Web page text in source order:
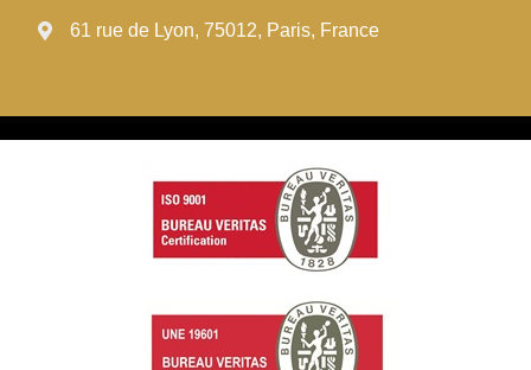
61 rue de Lyon, 75012, Paris, France